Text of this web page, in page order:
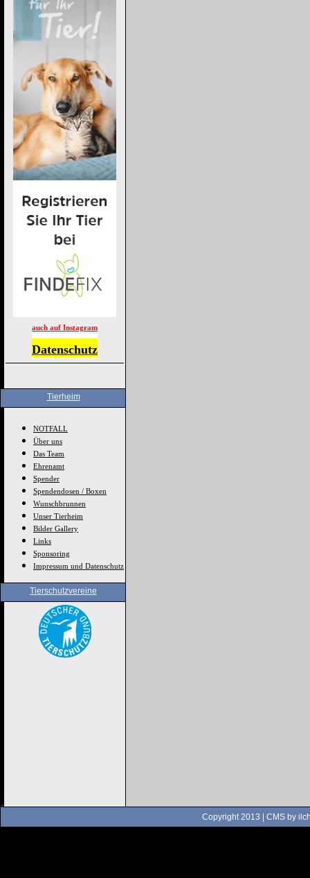
auch auf Instagram
Datenschutz
Tierheim
NOTFALL
Über uns
Das Team
Ehrenamt
Spender
Spendendosen / Boxen
Wunschbrunnen
Unser Tierheim
Bilder Gallery
Links
Sponsoring
Impressum und Datenschutz
Tierschutzvereine
Copyright 2013 | CMS by